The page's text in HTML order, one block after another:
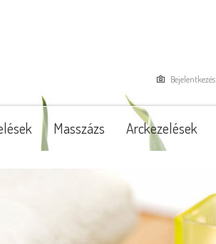
Bejelentkezés
Masszázs Arckezelések